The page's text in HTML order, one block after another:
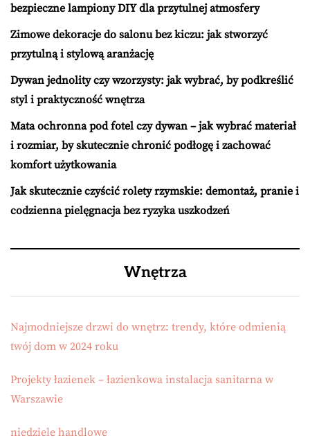
bezpieczne lampiony DIY dla przytulnej atmosfery
Zimowe dekoracje do salonu bez kiczu: jak stworzyć
przytulną i stylową aranżację
Dywan jednolity czy wzorzysty: jak wybrać, by podkreślić
styl i praktyczność wnętrza
Mata ochronna pod fotel czy dywan – jak wybrać materiał
i rozmiar, by skutecznie chronić podłogę i zachować
komfort użytkowania
Jak skutecznie czyścić rolety rzymskie: demontaż, pranie i
codzienna pielęgnacja bez ryzyka uszkodzeń
Wnętrza
Najmodniejsze drzwi do wnętrz: trendy, które odmienią
twój dom w 2024 roku
Projekty łazienek – łazienkowa instalacja sanitarna w
Warszawie
niedziele handlowe